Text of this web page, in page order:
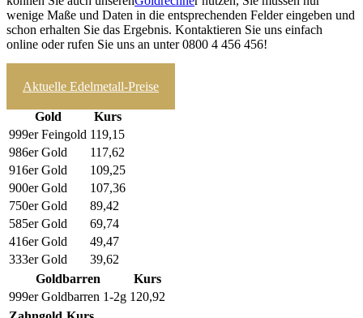
wenige Maße und Daten in die entsprechenden Felder eingeben und
schon erhalten Sie das Ergebnis. Kontaktieren Sie uns einfach
online oder rufen Sie uns an unter 0800 4 456 456!
Aktuelle Edelmetall-Preise
Gold
Kurs
999er Feingold 119,15
986er Gold
117,62
916er Gold
109,25
900er Gold
107,36
750er Gold
89,42
585er Gold
69,74
416er Gold
49,47
333er Gold
39,62
Goldbarren
Kurs
999er Goldbarren 1-2g 120,92